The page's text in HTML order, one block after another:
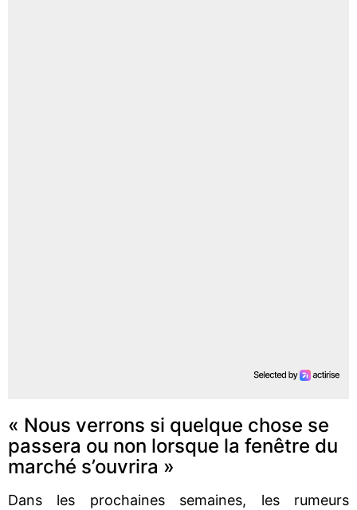
« Nous verrons si quelque chose se
passera ou non lorsque la fenêtre du
marché s’ouvrira »
Dans les prochaines semaines, les rumeurs